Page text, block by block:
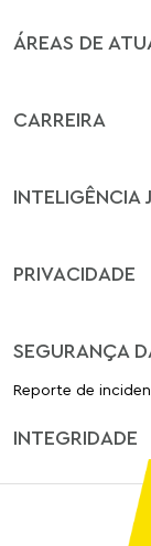
ÁREAS DE
CARREIRA
INTELIGÊNCIA
PRIVACIDADE
SEGURANÇA
Reporte de
INTEGRIDADE